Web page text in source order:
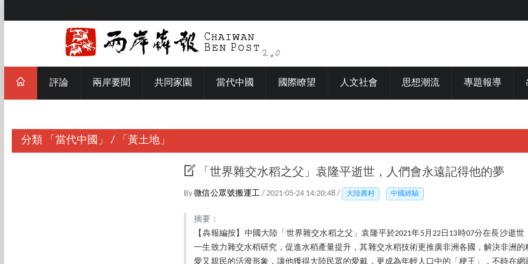
評論 兩岸要聞 共同家園 當代中國 國際瞭望 人文社會 思想潮流 專題報導
分類 「當代中國」 / 「黃土地」
「世界雜交水稻之父」袁隆平逝世，人們會永遠記得他的夢
By 微信公眾號搬運工 / 2021-05-24 14:20:48 / 大陸農村 中國經驗
摘要：
【犇報編按】中國大陸「世界雜交水稻之父」袁隆平於2021年5月22日13時07分在長沙逝
一生致力雜交水稻研究，促進水稻產量提升，其雜交水稻技術更推廣非洲各國，解決非洲
愛又親民的活潑形象，讓他獲得大陸民眾的愛戴，更成為年輕人口中的「梗王」，不時在